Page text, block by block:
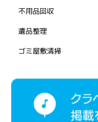
不用品回収
遺品整理
ゴミ屋敷清掃